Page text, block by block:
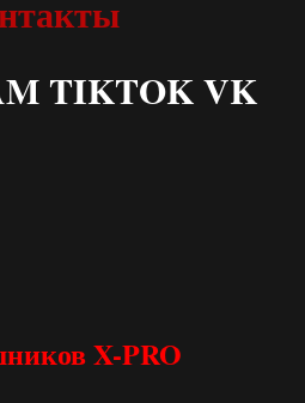
TIKTOK VK
X-PRO